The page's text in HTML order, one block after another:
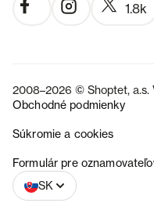
1.8k
2008–2026 © Shoptet, a.s.
Obchodné podmienky
Súkromie a cookies
Formulár pre
SK